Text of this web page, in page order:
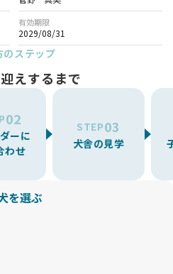
有効期限
2029/08/31
のステップ
えするまで
02
ーに
わせ
STEP03
犬舎の見学
を選ぶ